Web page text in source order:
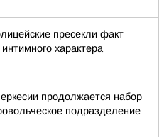
пресекли факт
характера
продолжается набор
подразделение